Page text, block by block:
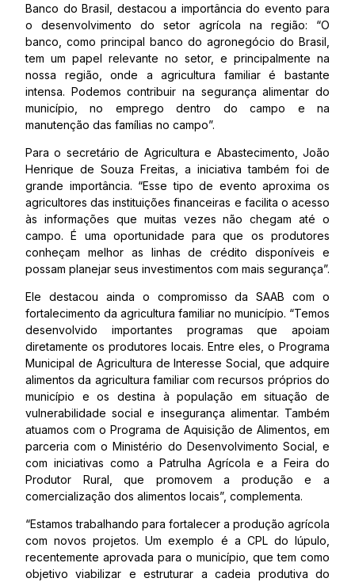
Banco do Brasil, destacou a importância do evento para
o desenvolvimento do setor agrícola na região: “O
banco, como principal banco do agronegócio do Brasil,
tem um papel relevante no setor, e principalmente na
nossa região, onde a agricultura familiar é bastante
intensa. Podemos contribuir na segurança alimentar do
município, no emprego dentro do campo e na
manutenção das famílias no campo”.
Para o secretário de Agricultura e Abastecimento, João
Henrique de Souza Freitas, a iniciativa também foi de
grande importância. “Esse tipo de evento aproxima os
agricultores das instituições financeiras e facilita o acesso
às informações que muitas vezes não chegam até o
campo. É uma oportunidade para que os produtores
conheçam melhor as linhas de crédito disponíveis e
possam planejar seus investimentos com mais segurança”.
Ele destacou ainda o compromisso da SAAB com o
fortalecimento da agricultura familiar no município. “Temos
desenvolvido importantes programas que apoiam
diretamente os produtores locais. Entre eles, o Programa
Municipal de Agricultura de Interesse Social, que adquire
alimentos da agricultura familiar com recursos próprios do
município e os destina à população em situação de
vulnerabilidade social e insegurança alimentar. Também
atuamos com o Programa de Aquisição de Alimentos, em
parceria com o Ministério do Desenvolvimento Social, e
com iniciativas como a Patrulha Agrícola e a Feira do
Produtor Rural, que promovem a produção e a
comercialização dos alimentos locais”, complementa.
“Estamos trabalhando para fortalecer a produção agrícola
com novos projetos. Um exemplo é a CPL do lúpulo,
recentemente aprovada para o município, que tem como
objetivo viabilizar e estruturar a cadeia produtiva do